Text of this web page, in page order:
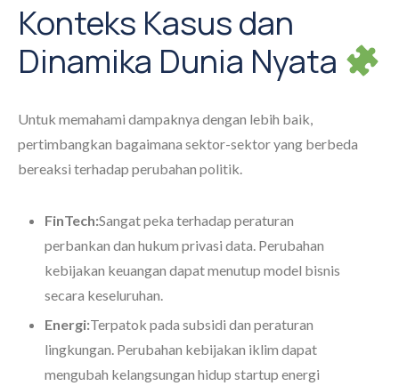
Konteks Kasus dan
Dinamika Dunia Nyata
Untuk memahami dampaknya dengan lebih baik,
pertimbangkan bagaimana sektor-sektor yang berbeda
bereaksi terhadap perubahan politik.
FinTech:Sangat peka terhadap peraturan
perbankan dan hukum privasi data. Perubahan
kebijakan keuangan dapat menutup model bisnis
secara keseluruhan.
Energi:Terpatok pada subsidi dan peraturan
lingkungan. Perubahan kebijakan iklim dapat
mengubah kelangsungan hidup startup energi